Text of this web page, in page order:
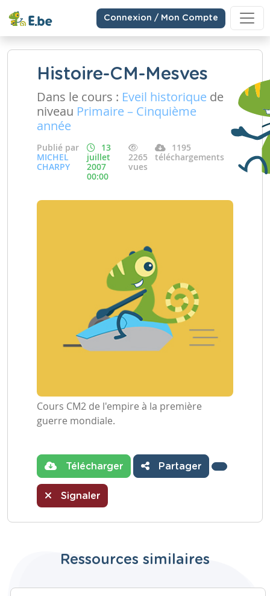
Connexion / Mon Compte
Histoire-CM-Mesves
Dans le cours : Eveil historique de
niveau Primaire – Cinquième
année
Publié par
MICHEL
CHARPY
13
juillet
2007
00:00
2265
vues
1195
téléchargements
Cours CM2 de l'empire à la première
guerre mondiale.
Télécharger Partager
Signaler
Ressources similaires